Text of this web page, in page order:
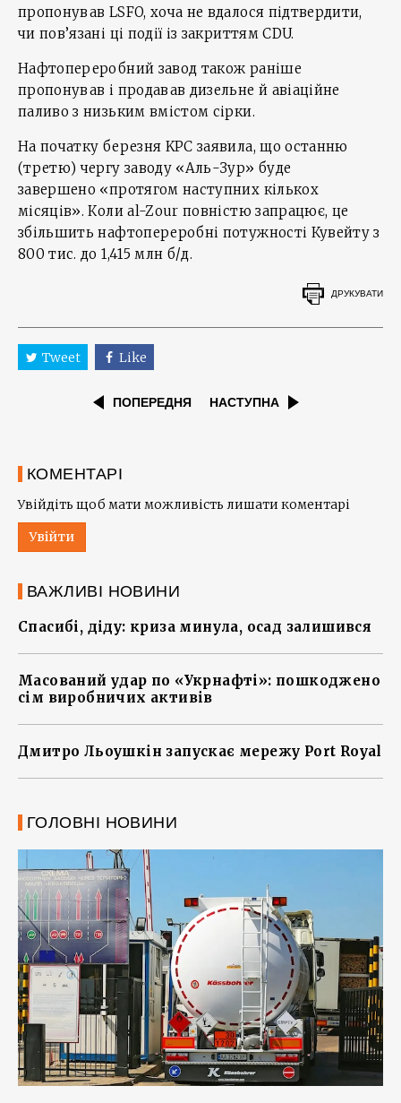
пропонував LSFO, хоча не вдалося підтвердити,
чи пов’язані ці події із закриттям CDU.
Нафтопереробний завод також раніше
пропонував і продавав дизельне й авіаційне
паливо з низьким вмістом сірки.
На початку березня KPC заявила, що останню
(третю) чергу заводу «Аль-Зур» буде
завершено «протягом наступних кількох
місяців». Коли al-Zour повністю запрацює, це
збільшить нафтопереробні потужності Кувейту з
800 тис. до 1,415 млн б/д.
ДРУКУВАТИ
Tweet Like
ПОПЕРЕДНЯ НАСТУПНА
КОМЕНТАРІ
Увійдіть щоб мати можливість лишати коментарі
Увійти
ВАЖЛИВІ НОВИНИ
Спасибі, діду: криза минула, осад залишився
Масований удар по «Укрнафті»: пошкоджено
сім виробничих активів
Дмитро Льоушкін запускає мережу Port Royal
ГОЛОВНІ НОВИНИ